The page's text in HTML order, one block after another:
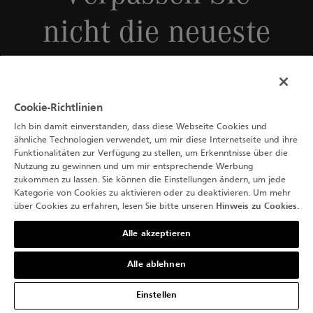
nicht die neueste
Registrieren Sie sich und erhalten Sie neue Veröffentlichungen
Cookie-Richtlinien
Ich bin damit einverstanden, dass diese Webseite Cookies und
ähnliche Technologien verwendet, um mir diese Internetseite und ihre
Funktionalitäten zur Verfügung zu stellen, um Erkenntnisse über die
Nutzung zu gewinnen und um mir entsprechende Werbung
zukommen zu lassen. Sie können die Einstellungen ändern, um jede
Kategorie von Cookies zu aktivieren oder zu deaktivieren. Um mehr
über Cookies zu erfahren, lesen Sie bitte unseren Hinweis zu Cookies.
Alle akzeptieren
Alle ablehnen
Einstellen